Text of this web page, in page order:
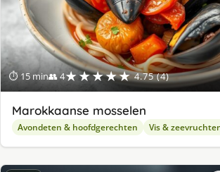
⏱ 15 min👥 4★★★★★ 4.75 (4)
Marokkaanse mosselen
Avondeten & hoofdgerechten Vis &